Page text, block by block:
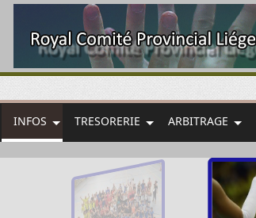
INFOS TRESORERIE ARBITRAGE